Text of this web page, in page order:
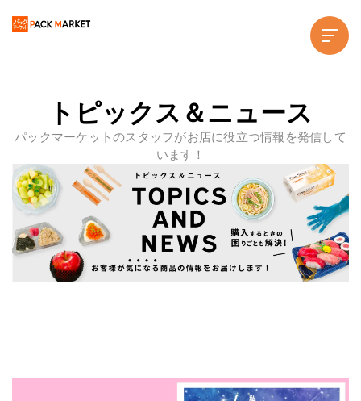
トピックス＆ニュース
パックマーケットのスタッフがお店に役立つ情報を発信して
います！